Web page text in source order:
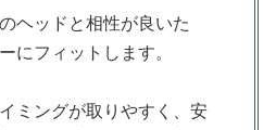
ヘッドと相性が良いた
にフィットします。
ミングが取りやすく、安